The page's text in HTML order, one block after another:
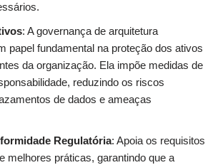
: A governança de arquitetura
papel fundamental na proteção dos ativos
da organização. Ela impõe medidas de
reduzindo os riscos
de dados e ameaças
Regulatória: Apoia os requisitos
melhores práticas, garantindo que a